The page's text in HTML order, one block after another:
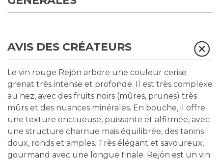
AVIS DES CRÉATEURS
Le vin rouge Rejón arbore une couleur cerise
grenat très intense et profonde. Il est très complexe
au nez, avec des fruits noirs (mûres, prunes) très
mûrs et des nuances minérales. En bouche, il offre
une texture onctueuse, puissante et affirmée, avec
une structure charnue mais équilibrée, des tanins
doux, ronds et amples. Très élégant et savoureux,
gourmand avec une longue finale. Rejón est un vin